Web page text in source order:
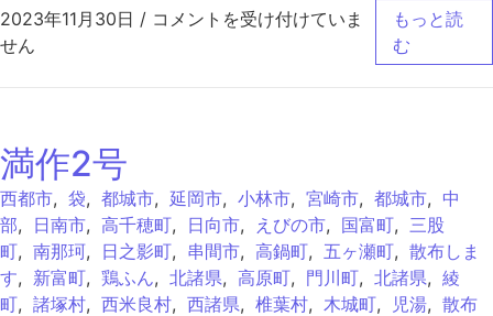
2023年11月30日 / 満作 は
コメントを受け付けていま
せん
もっと読
む
満作2号
西都市, 袋, 都城市, 延岡市, 小林市, 宮崎市, 都城市, 中
部, 日南市, 高千穂町, 日向市, えびの市, 国富町, 三股
町, 南那珂, 日之影町, 串間市, 高鍋町, 五ヶ瀬町, 散布しま
す, 新富町, 鶏ふん, 北諸県, 高原町, 門川町, 北諸県, 綾
町, 諸塚村, 西米良村, 西諸県, 椎葉村, 木城町, 児湯, 散布